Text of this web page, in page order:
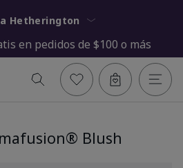
Lea Hetherington
en pedidos de $100 o más
Blush